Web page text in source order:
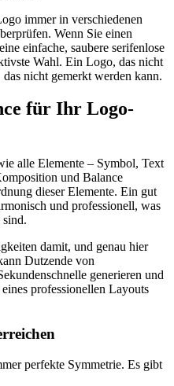
immer in verschiedenen
Wenn Sie einen
einfache, saubere serifenlose
Wahl. Ein Logo, das nicht
nicht gemerkt werden kann.
für Ihr Logo-
alle Elemente – Symbol, Text
und Balance
dieser Elemente. Ein gut
und professionell, was
sind.
damit, und genau hier
Dutzende von
generieren und
professionellen Layouts
perfekte Symmetrie. Es gibt